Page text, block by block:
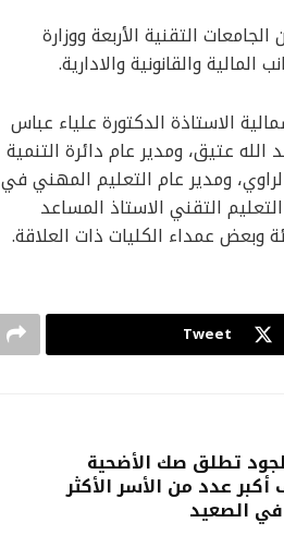
التقنية الأربعة ووزارة
والقانونية والادارية.
الاستاذة الدكتورة علياء عباس
الله عتيق، ومدير عام دائرة التنمية
ومدير عام التعليم المهني في
التقني الاستاذ المساعد
وبعض عمداء الكليات ذات العلاقة.
Tweet
تطلق صك الأضحية
عدد من الأسر الأكثر
الصعيد